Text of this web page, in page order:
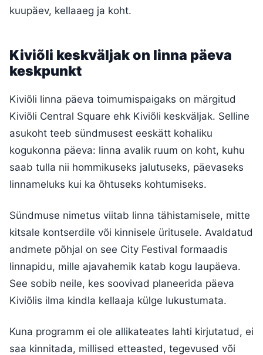
kuupäev, kellaaeg ja koht.
Kiviõli keskväljak on linna päeva
keskpunkt
Kiviõli linna päeva toimumispaigaks on märgitud
Kiviõli Central Square ehk Kiviõli keskväljak. Selline
asukoht teeb sündmusest eeskätt kohaliku
kogukonna päeva: linna avalik ruum on koht, kuhu
saab tulla nii hommikuseks jalutuseks, päevaseks
linnameluks kui ka õhtuseks kohtumiseks.
Sündmuse nimetus viitab linna tähistamisele, mitte
kitsale kontserdile või kinnisele üritusele. Avaldatud
andmete põhjal on see City Festival formaadis
linnapidu, mille ajavahemik katab kogu laupäeva.
See sobib neile, kes soovivad planeerida päeva
Kiviõlis ilma kindla kellaaja külge lukustumata.
Kuna programm ei ole allikateates lahti kirjutatud, ei
saa kinnitada, millised etteasted, tegevused või